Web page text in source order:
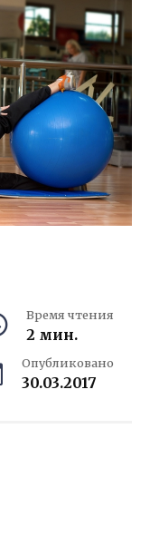
Время чтения
2 мин.
Опубликовано
30.03.2017